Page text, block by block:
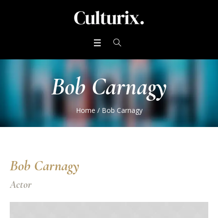
Bob Carnagy
Home / Bob Carnagy
Bob Carnagy
Actor